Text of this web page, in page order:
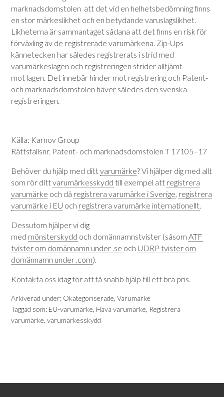
marknadsdomstolen att det vid en helhetsbedömning finns
en stor märkeslikhet och en betydande varuslagslikhet.
Likheterna är sammantaget sådana att det finns en risk för
förväxling av de registrerade varumärkena. Zip-Ups
kännetecken har således registrerats i strid med
varumärkeslagen och registreringen strider alltjämt
mot lagen. Det innebär hinder mot registrering och Patent-
och marknadsdomstolen häver således den svenska
registreringen.
Källa: Karnov Group
Rättsfallsnr. Patent- och marknadsdomstolen T 17105–17
Behöver du hjälp med dittvarumärke? Vi hjälper dig med allt
som rör dittvarumärkesskydd till exempel att registrera
varumärke och då registrera varumärke i Sverige, registrera
varumärke i EU och registrera varumärke internationellt.
Dessutom hjälper vi dig
med mönsterskydd och domännamnstvister (såsomATF
tvister om domännamn under .se och UDRP tvister om
domännamn under .com).
Kontakta oss idag för att få snabb hjälp till ett bra pris.
Arkiverad under: Okategoriserade ,Varumärke
Taggad som: EU-varumärke Häva varumärke Registrera
varumärke ,varumärkesskydd